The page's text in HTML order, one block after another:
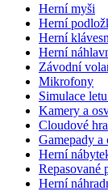
Herní myši
Herní
Herní
Herní
Závodní
Mikrofony
Simulace
Kamery a
Cloudové
Gamepady a
Herní
Repasované
Herní